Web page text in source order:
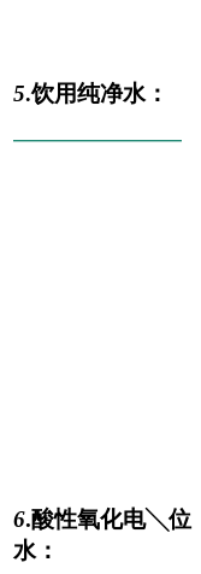
5.饮用纯净水：
——————————
6.酸性氧化电╲位
水：